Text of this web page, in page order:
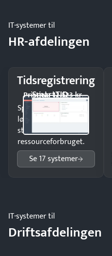
IT-systemer til
HR-afdelingen
Tidsregistrering
SmartTID
Pristjek: 12.523 kr
Spar tid på
lønberegning og få
styr på
ressourceforbruget.
Se 17 systemer
IT-systemer til
Driftsafdelingen